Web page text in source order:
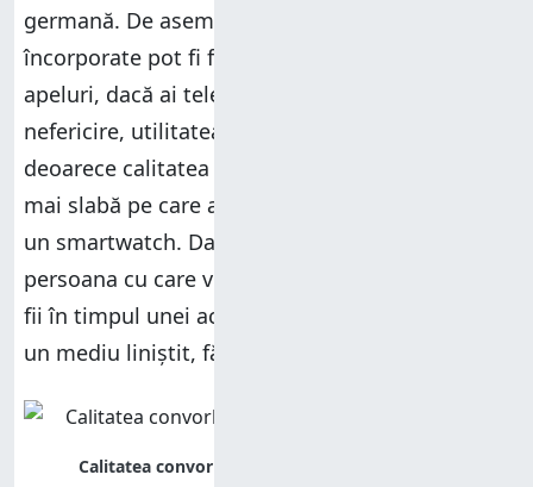
germană. De asemenea, difuzorul și microfonul
încorporate pot fi folosite pentru a răspunde la
apeluri, dacă ai telefonul în apropiere. Din
nefericire, utilitatea lor nu e foarte mare
deoarece calitatea audio este slabă, poate cea
mai slabă pe care am întâlnit-o până acum pe
un smartwatch. Dacă vrei să te poți înțelege cu
persoana cu care vorbești este important să nu
fii în timpul unei activități fizice și să te afli într-
un mediu liniștit, fără zgomote.